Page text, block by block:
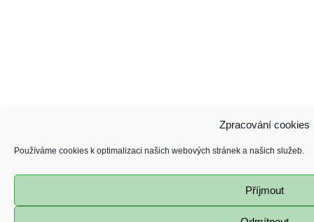
Zpracování cookies
Používáme cookies k optimalizaci našich webových stránek a našich služeb.
Příjmout